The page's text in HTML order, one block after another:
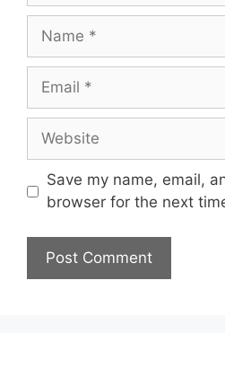
Name
Email
Website
Save my name, email,
browser for the next